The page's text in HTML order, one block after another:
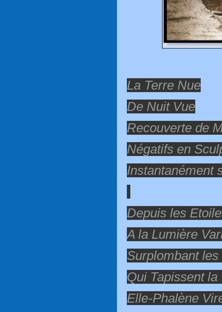
La Terre Nue
De Nuit Vue
Recouverte de
Négatifs en
Instantanément
Depuis les
A la Lumière
Surplombant
Qui Tapissent la
Elle-Phalène